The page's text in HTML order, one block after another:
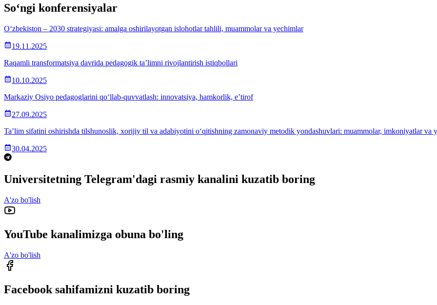
So‘ngi konferensiyalar
O‘zbekiston – 2030 strategiyasi: amalga oshirilayotgan islohotlar tahlili, muammolar va yechimlar
19.11.2025
Raqamli transformatsiya davrida pedagogik ta’limni rivojlantirish istiqbollari
10.10.2025
Markaziy Osiyo pedagoglarini qo‘llab-quvvatlash: innovatsiya, hamkorlik, e’tirof
27.09.2025
Ta’lim sifatini oshirishda tilshunoslik, xorijiy til va adabiyotini o‘qitishning zamonaviy metodik yondashuvlari: muammolar, imkoniyatlar va
30.04.2025
Universitetning Telegram'dagi rasmiy kanalini kuzatib boring
A'zo bo'lish
YouTube kanalimizga obuna bo'ling
A'zo bo'lish
Facebook sahifamizni kuzatib boring